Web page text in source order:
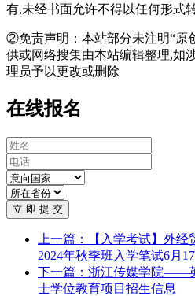
有,未经书面允许不得以任何形式
②免责声明：本站部分未注明“原
供或网络搜集由本站编辑整理,如
理员予以更改或删除
在线报名
立 即 提 交
上一篇：【入学考试】外
2024年秋季班入学笔试6月
下一篇：浙江传媒学院——
士学位教育项目招生信息